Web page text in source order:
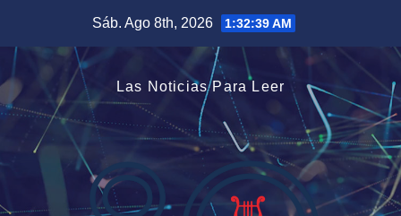
contenido
Sáb. Ago 8th, 2026 1:32:40 AM
Las Noticias Para Leer